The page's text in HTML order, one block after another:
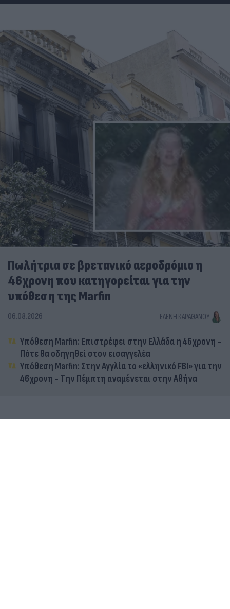
Πωλήτρια σε βρετανικό αεροδρόμιο η
46χρονη που κατηγορείται για την
υπόθεση της Marfin
06.08.2026 ΕΛΈΝΗ ΚΑΡΑΘΆΝΟΥ
Υπόθεση Marfin: Επιστρέφει στην Ελλάδα η 46χρονη -
Πότε θα οδηγηθεί στον εισαγγελέα
Υπόθεση Marfin: Στην Αγγλία το «ελληνικό FBI» για την
46χρονη - Την Πέμπτη αναμένεται στην Αθήνα